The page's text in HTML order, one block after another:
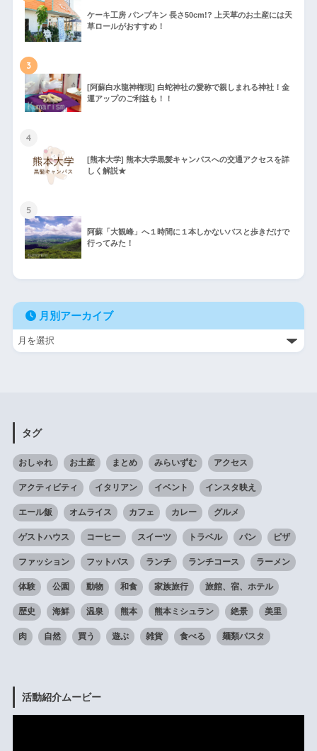
ケーキ工房 パンプキン 長さ50cm!? 上天草のお土産には天
草ロールがおすすめ！
3
[阿蘇白水龍神権現] 白蛇神社の愛称で親しまれる神社！金
運アップのご利益も！！
4
[熊本大学] 熊本大学黒髪キャンパスへの交通アクセスを詳
しく解説★
5
阿蘇「大観峰」へ１時間に１本しかないバスと歩きだけで
行ってみた！
月別アーカイブ
タグ
おしゃれ お土産 まとめ みらいずむ アクセス
アクティビティ イタリアン イベント インスタ映え
エール飯 オムライス カフェ カレー グルメ
ゲストハウス コーヒー スイーツ トラベル パン ピザ
ファッション フットパス ランチ ランチコース ラーメン
体験 公園 動物 和食 家族旅行 旅館、宿、ホテル
歴史 海鮮 温泉 熊本 熊本ミシュラン 絶景 美里
肉 自然 買う 遊ぶ 雑貨 食べる 麺類パスタ
活動紹介ムービー